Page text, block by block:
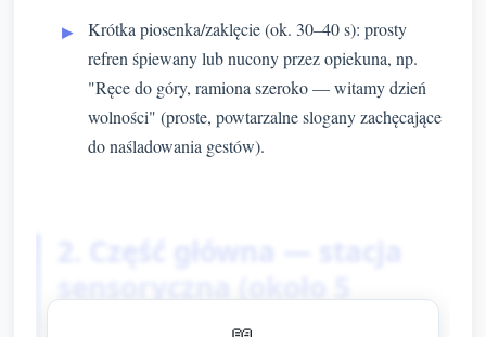
Krótka piosenka/zaklęcie (ok. 30–40 s): prosty
refren śpiewany lub nucony przez opiekuna, np.
"Ręce do góry, ramiona szeroko — witamy dzień
wolności" (proste, powtarzalne slogany zachęcające
do naśladowania gestów).
2. Część główna — stacja
sensoryczna (około 5